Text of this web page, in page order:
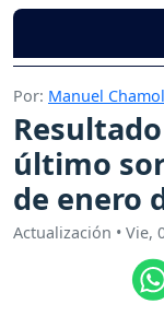
Por: Manuel
último
de enero
Actualización • Vie,